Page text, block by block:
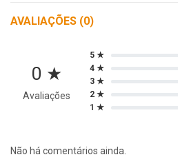
AVALIAÇÕES (0)
0 ★
Avaliações
5 ★
4 ★
3 ★
2 ★
1 ★
Não há comentários ainda.